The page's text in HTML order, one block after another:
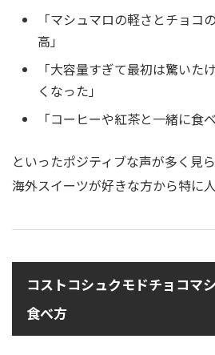
「マシュマロの軽さとチョコ
高」
「大容量すぎて最初は驚いた
くなった」
「コーヒーや紅茶と一緒に食
といったポジティブな声が多く見
海外スイーツが好きな方から特に
コストコシュクモドチョコマ
食べ方